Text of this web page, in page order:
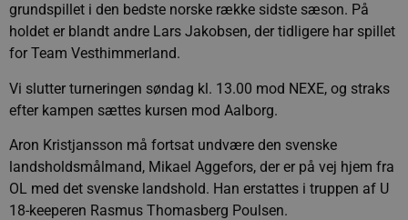
grundspillet i den bedste norske række sidste sæson. På
holdet er blandt andre Lars Jakobsen, der tidligere har spillet
for Team Vesthimmerland.
Vi slutter turneringen søndag kl. 13.00 mod NEXE, og straks
efter kampen sættes kursen mod Aalborg.
Aron Kristjansson må fortsat undvære den svenske
landsholdsmålmand, Mikael Aggefors, der er på vej hjem fra
OL med det svenske landshold. Han erstattes i truppen af U
18-keeperen Rasmus Thomasberg Poulsen.